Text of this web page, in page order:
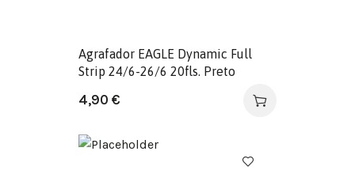
Agrafador EAGLE Dynamic Full
Strip 24/6-26/6 20fls. Preto
4,90 €